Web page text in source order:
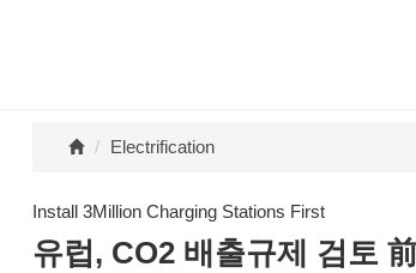
Electrification
Install 3Million Charging Stations First
유럽, CO2 배출규제 검토